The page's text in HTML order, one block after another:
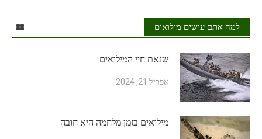
למה אתם עושים מילואים
שנאת חיי המילואים
אפריל 21, 2024
מילואים בזמן מלחמה היא חובה